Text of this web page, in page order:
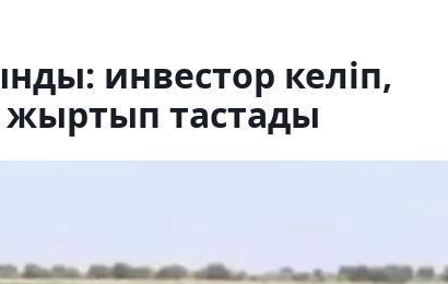
инвестор келіп,
тастады